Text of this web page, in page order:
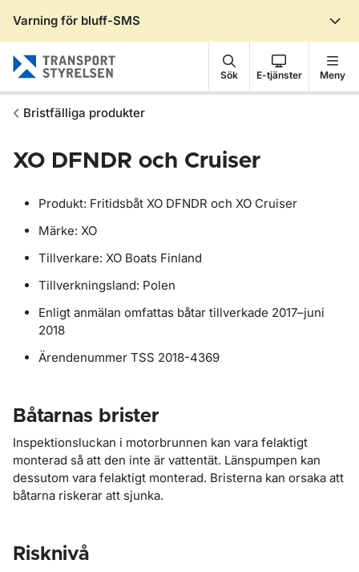
Varning för bluff-SMS
Sök E-tjänster Meny
Bristfälliga produkter
XO DFNDR och Cruiser
Produkt: Fritidsbåt XO DFNDR och XO Cruiser
Märke: XO
Tillverkare: XO Boats Finland
Tillverkningsland: Polen
Enligt anmälan omfattas båtar tillverkade 2017–juni
2018
Ärendenummer TSS 2018-4369
Båtarnas brister
Inspektionsluckan i motorbrunnen kan vara felaktigt
monterad så att den inte är vattentät. Länspumpen kan
dessutom vara felaktigt monterad. Bristerna kan orsaka att
båtarna riskerar att sjunka.
Risknivå